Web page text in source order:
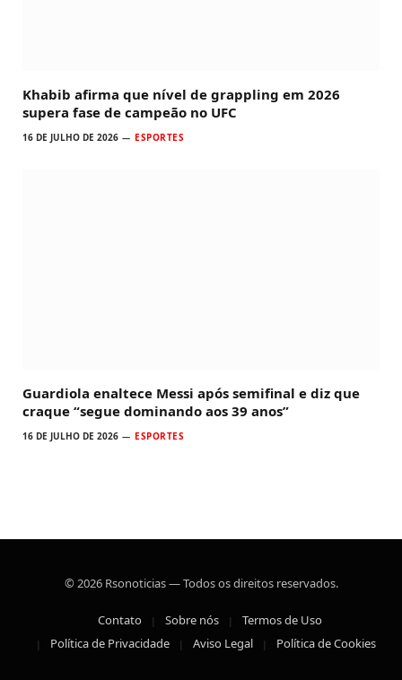
Khabib afirma que nível de grappling em 2026
supera fase de campeão no UFC
16 DE JULHO DE 2026 ESPORTES
Guardiola enaltece Messi após semifinal e diz que
craque “segue dominando aos 39 anos”
16 DE JULHO DE 2026 ESPORTES
© 2026 Rsonoticias — Todos os direitos reservados.
Contato Sobre nós
Termos de Uso
Política de Privacidade
Aviso Legal Política de Cookies